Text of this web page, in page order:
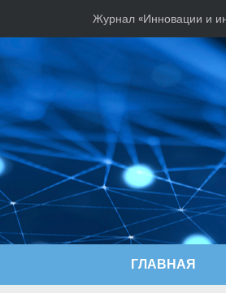
Журнал «Инновации и
ГЛАВНАЯ